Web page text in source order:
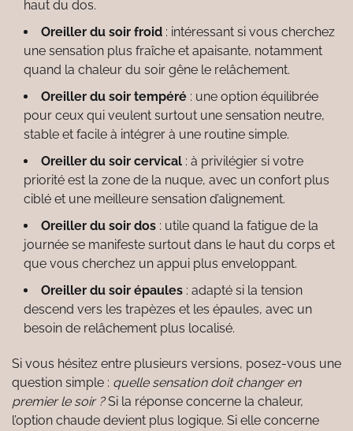
haut du dos.
Oreiller du soir froid : intéressant si vous cherchez
une sensation plus fraîche et apaisante, notamment
quand la chaleur du soir gêne le relâchement.
Oreiller du soir tempéré : une option équilibrée
pour ceux qui veulent surtout une sensation neutre,
stable et facile à intégrer à une routine simple.
Oreiller du soir cervical : à privilégier si votre
priorité est la zone de la nuque, avec un confort plus
ciblé et une meilleure sensation d’alignement.
Oreiller du soir dos : utile quand la fatigue de la
journée se manifeste surtout dans le haut du corps et
que vous cherchez un appui plus enveloppant.
Oreiller du soir épaules : adapté si la tension
descend vers les trapèzes et les épaules, avec un
besoin de relâchement plus localisé.
Si vous hésitez entre plusieurs versions, posez-vous une
question simple : quelle sensation doit changer en
premier le soir ?Si la réponse concerne la chaleur,
l’option chaude devient plus logique. Si elle concerne